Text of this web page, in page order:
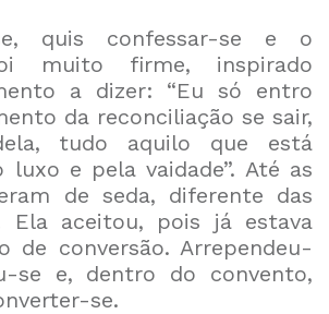
se, quis confessar-se e o
muito firme, inspirado
a dizer: “Eu só entro
da reconciliação se sair,
tudo aquilo que está
luxo e pela vaidade”. Até as
de seda, diferente das
Ela aceitou, pois já estava
de conversão. Arrependeu-
se e, dentro do convento,
se.